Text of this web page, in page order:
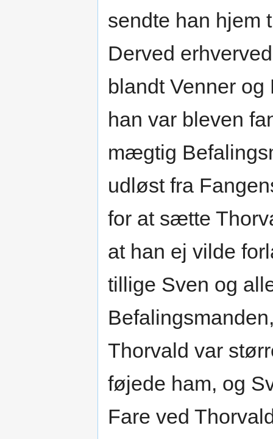
sendte han
Derved
blandt Venner
han var bleven
mægtig
udløst fra
for at sætte
at han ej vilde
tillige Sven og
Thorvald var
føjede ham, og
Fare ved